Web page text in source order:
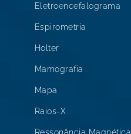
Eletroencefalograma
Espirometria
Holter
Mamografia
Mapa
Raios-X
Ressonância Magnética